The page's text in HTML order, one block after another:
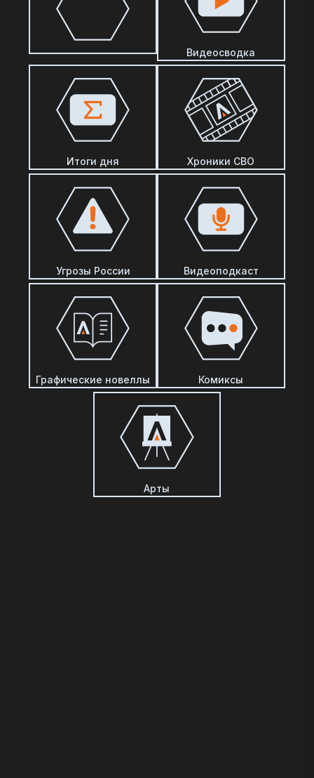
Видеосводка
Итоги дня Хроники СВО
Угрозы России Видеоподкаст
Графические новеллы Комиксы
Арты